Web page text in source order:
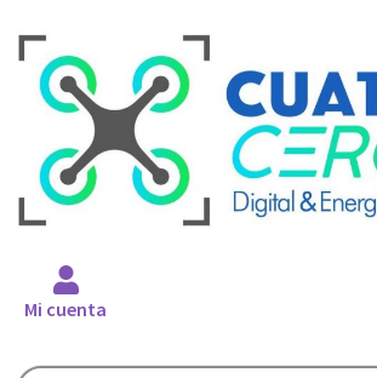
Mi cuenta